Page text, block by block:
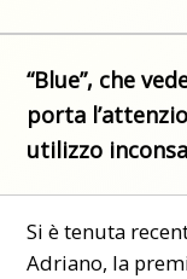
“Blue”, che
porta
utilizzo
Si è tenuta
Adriano, la